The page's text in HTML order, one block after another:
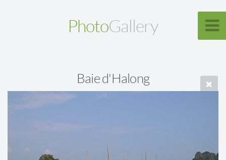
PhotoGallery
Baie d'Halong